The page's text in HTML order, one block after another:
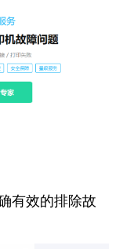
有效的排除故